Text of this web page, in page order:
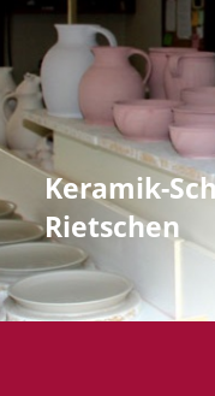
Keramik-
Rietschen